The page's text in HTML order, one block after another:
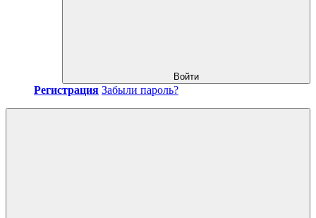
Войти
Регистрация Забыли пароль?